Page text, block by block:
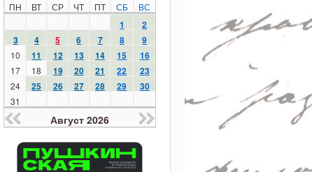
ПН ВТ СР ЧТ ПТ СБ ВС
1
2
3
4 5 6 7 8 9
10 11 12 13 14 15 16
17 18 19 20 21 22 23
24 25 26 27 28 29 30
31
Август 2026